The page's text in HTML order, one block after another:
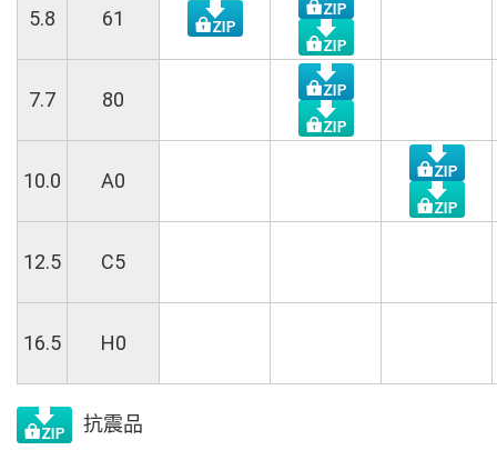
5.8 61
7.7 80
10.0 A0
12.5 C5
16.5 H0
抗震品